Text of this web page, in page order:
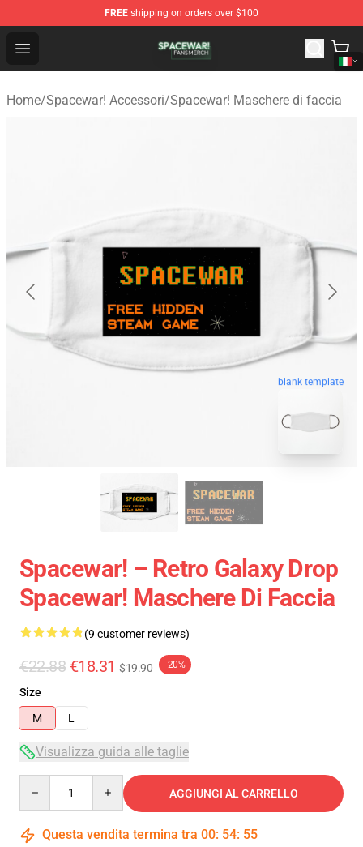
FREE shipping on orders over $100
Open menu
Spacewar! Shop - Official Spacewar! Merchandise Store
Home/Spacewar! Accessori/Spacewar! Maschere di faccia
blank template
Spacewar! – Retro Galaxy Drop
Spacewar! Maschere Di Faccia
(9 customer reviews)
€22.88 €18.31 $19.90 -20%
Size
M
L
Visualizza guida alle taglie
AGGIUNGI AL CARRELLO
Questa vendita termina tra 00: 54: 54